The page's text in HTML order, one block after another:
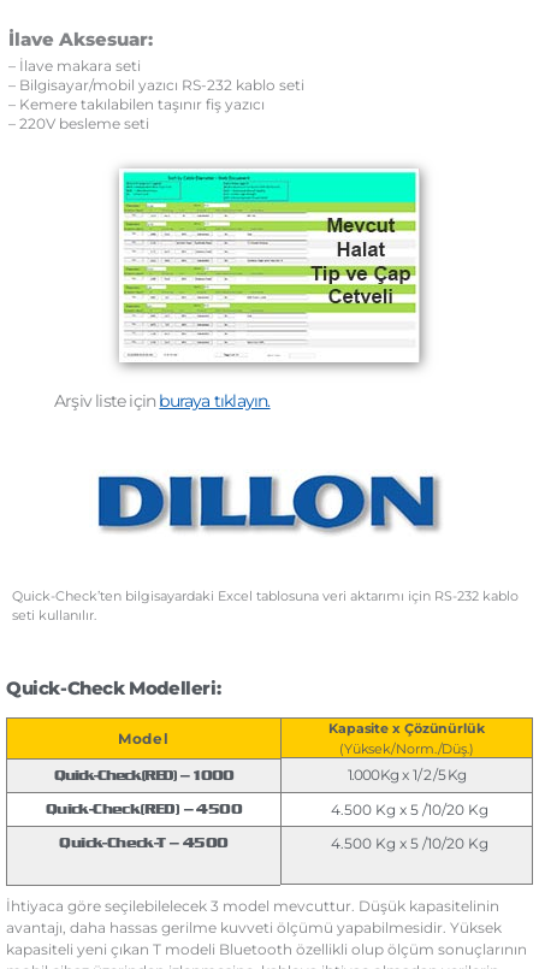
İlave Aksesuar:
– İlave makara seti
– Bilgisayar/mobil yazıcı RS-232 kablo seti
– Kemere takılabilen taşınır fiş yazıcı
– 220V besleme seti
Arşiv liste için buraya tıklayın.
Quick-Check’ten bilgisayardaki Excel tablosuna veri aktarımı için RS-232 kablo
seti kullanılır.
Quick-Check Modelleri:
Model
Quick-Check(RED) – 1000
Quick-Check(RED) – 4500
Quick-Check-T – 4500
Kapasite x Çözünürlük
(Yüksek/Norm./Düş.)
1.000 Kg x 1 / 2 / 5 Kg
4.500 Kg x 5 /10/20 Kg
4.500 Kg x 5 /10/20 Kg
İhtiyaca göre seçilebilelecek 3 model mevcuttur. Düşük kapasitelinin
avantajı, daha hassas gerilme kuvveti ölçümü yapabilmesidir. Yüksek
kapasiteli yeni çıkan T modeli Bluetooth özellikli olup ölçüm sonuçlarının